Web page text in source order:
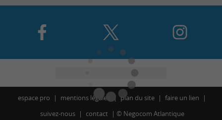
espace pro mentions légales plan du site
faire un lien
suivez-nous
contact © Negocom Atlantique